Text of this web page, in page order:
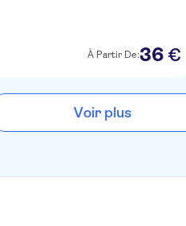
À Partir De:36 €
Voir plus